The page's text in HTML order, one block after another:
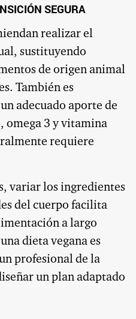
SEGURA
realizar el
sustituyendo
de origen animal
También es
adecuado aporte de
omega 3 y vitamina
requiere
variar los ingredientes
del cuerpo facilita
a largo
dieta vegana es
profesional de la
un plan adaptado